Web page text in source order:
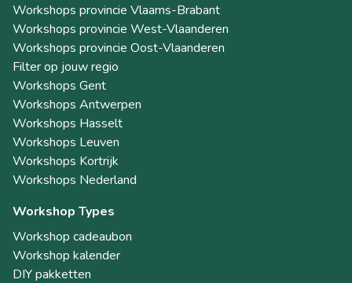
Workshops provincie Vlaams-Brabant
Workshops provincie West-Vlaanderen
Workshops provincie Oost-Vlaanderen
Filter op jouw regio
Workshops Gent
Workshops Antwerpen
Workshops Hasselt
Workshops Leuven
Workshops Kortrijk
Workshops Nederland
Workshop Types
Workshop cadeaubon
Workshop kalender
DIY pakketten